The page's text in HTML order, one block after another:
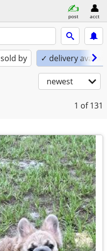
post acct
sold by ✓ delivery
newest
1 of 131